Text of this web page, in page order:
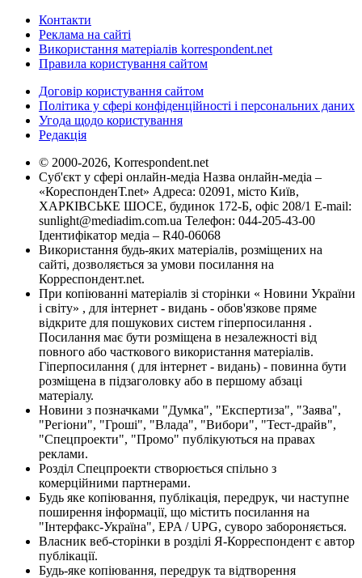
Контакти
Реклама на сайті
Використання матеріалів korrespondent.net
Правила користування сайтом
Договір користування сайтом
Політика у сфері конфіденційності і персональних даних
Угода щодо користування
Редакція
© 2000-2026, Korrespondent.net
Суб'єкт у сфері онлайн-медіа Назва онлайн-медіа –
«КореспонденТ.net» Адреса: 02091, місто Київ,
ХАРКІВСЬКЕ ШОСЕ, будинок 172-Б, офіс 208/1 E-mail:
sunlight@mediadim.com.ua Телефон: 044-205-43-00
Ідентифікатор медіа – R40-06068
Використання будь-яких матеріалів, розміщених на
сайті, дозволяється за умови посилання на
Корреспондент.net.
При копіюванні матеріалів зі сторінки « Новини України
і світу» , для інтернет - видань - обов'язкове пряме
відкрите для пошукових систем гіперпосилання .
Посилання має бути розміщена в незалежності від
повного або часткового використання матеріалів.
Гіперпосилання ( для інтернет - видань) - повинна бути
розміщена в підзаголовку або в першому абзаці
матеріалу.
Новини з позначками "Думка", "Експертиза", "Заява",
"Регіони", "Гроші", "Влада", "Вибори", "Тест-драйв",
"Спецпроекти", "Промо" публікуються на правах
реклами.
Розділ Спецпроекти створюється спільно з
комерційними партнерами.
Будь яке копіювання, публікація, передрук, чи наступне
поширення інформації, що містить посилання на
"Інтерфакс-Україна", EPA / UPG, суворо забороняється.
Власник веб-сторінки в розділі Я-Корреспондент є автор
публікації.
Будь-яке копіювання, передрук та відтворення